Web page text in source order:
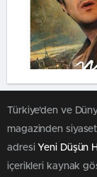
Türkiye'den ve
magazinden
adresi Yeni Düşün
içerikleri kaynak